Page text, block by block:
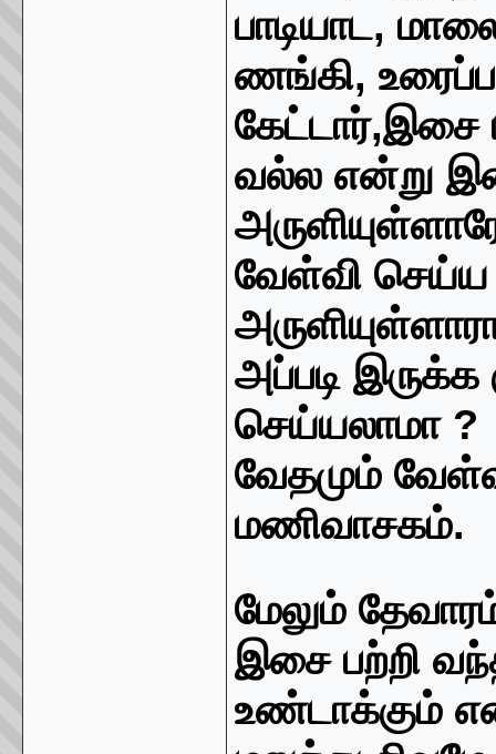
பாடியாட,
ணங்கி,
கேட்டார்,இசை
வல்ல என்று
வேள்வி செய்ய
அப்படி இருக்க
செய்யலாமா ?
வேதமும்
மணிவாசகம்.
மேலும்
இசை பற்றி
உண்டாக்கும்